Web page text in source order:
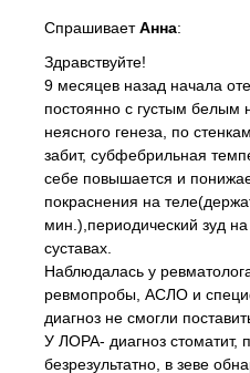
СпрашиваетАнна:
Здравствуйте!
9 месяцев назад начала
постоянно с густым белым
неясного генеза, по
забит, субфебрильная
себе повышается и
покраснения на
мин.),периодический зуд
суставах.
Наблюдалась у
ревмопробы, АСЛО и
диагноз не смогли
У ЛОРА- диагноз стоматит,
безрезультатно, в зеве